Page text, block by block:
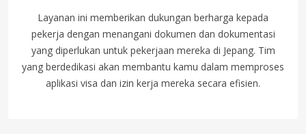
Layanan ini memberikan dukungan berharga kepada
pekerja dengan menangani dokumen dan dokumentasi
yang diperlukan untuk pekerjaan mereka di Jepang. Tim
yang berdedikasi akan membantu kamu dalam memproses
aplikasi visa dan izin kerja mereka secara efisien.